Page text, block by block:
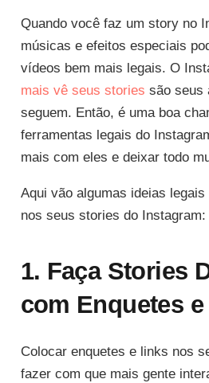
Quando você faz um story no
músicas e efeitos especiais
vídeos bem mais legais. O
mais vê seus stories são seus
seguem. Então, é uma boa
ferramentas legais do
mais com eles e deixar todo
Aqui vão algumas ideias
nos seus stories do Instagram:
1. Faça Stories
com Enquetes
Colocar enquetes e links nos
fazer com que mais gente